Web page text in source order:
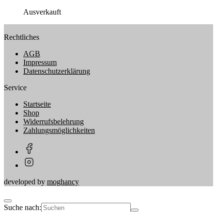
Ausverkauft
Rechtliches
AGB
Impressum
Datenschutzerklärung
Service
Startseite
Shop
Widerrufsbelehrung
Zahlungsmöglichkeiten
developed by moghancy
Suche nach: